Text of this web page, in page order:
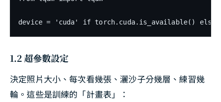
device = 'cuda' if torch.cuda.is_available() else
1.2 超參數設定
決定照片大小、每次看幾張、灑沙子分幾層、練習幾
輪。這些是訓練的「計畫表」：